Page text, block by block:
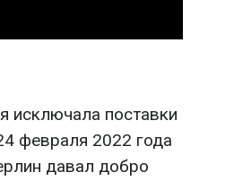
исключала поставки
февраля 2022 года
давал добро